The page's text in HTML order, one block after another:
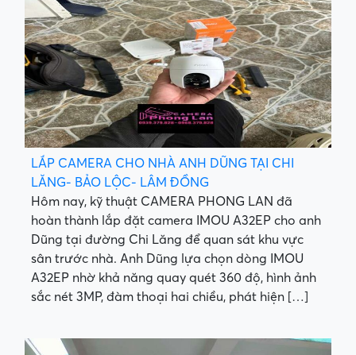
LẮP CAMERA CHO NHÀ ANH DŨNG TẠI CHI
LĂNG- BẢO LỘC- LÂM ĐỒNG
Hôm nay, kỹ thuật CAMERA PHONG LAN đã
hoàn thành lắp đặt camera IMOU A32EP cho anh
Dũng tại đường Chi Lăng để quan sát khu vực
sân trước nhà. Anh Dũng lựa chọn dòng IMOU
A32EP nhờ khả năng quay quét 360 độ, hình ảnh
sắc nét 3MP, đàm thoại hai chiều, phát hiện […]